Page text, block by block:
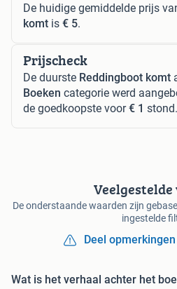
De huidige gemiddelde prijs
komt is € 5.
Prijscheck
De duurste Reddingboot komt
Boeken categorie werd
de goedkoopste voor€ 1 stond.
De onderstaande waarden zijn
ingestelde
Deel
Wat is het verhaal achter het